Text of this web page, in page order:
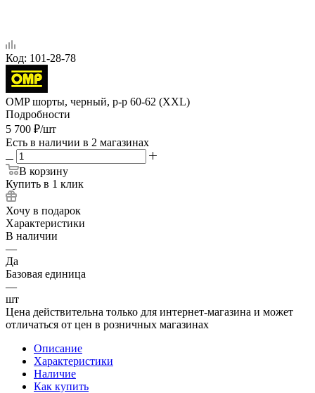
Код: 101-28-78
OMP шорты, черный, р-р 60-62 (XXL)
Подробности
5 700 ₽/шт
Есть в наличии в 2 магазинах
В корзину
Купить в 1 клик
Хочу в подарок
Характеристики
В наличии
—
Да
Базовая единица
—
шт
Цена действительна только для интернет-магазина и может
отличаться от цен в розничных магазинах
Описание
Характеристики
Наличие
Как купить